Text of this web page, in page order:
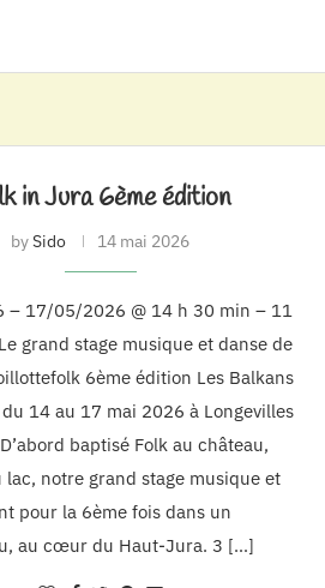
in Jura 6ème édition
bySido 14 mai 2026
– 17/05/2026 @ 14 h 30 min – 11
grand stage musique et danse de
6ème édition Les Balkans
14 au 17 mai 2026 à Longevilles
baptisé Folk au château,
lac, notre grand stage musique et
pour la 6ème fois dans un
au cœur du Haut-Jura. 3 […]